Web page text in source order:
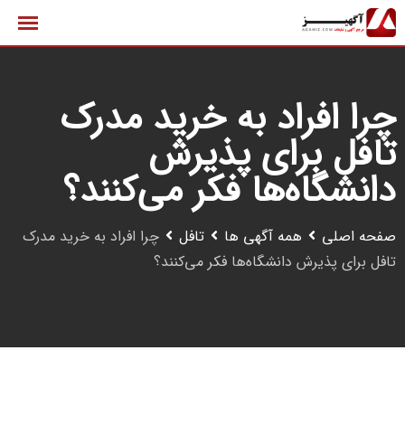
پرش
به
چرا افراد به خرید مدرک
تافل برای پذیرش
دانشگاه‌ها فکر می‌کنند؟
صفحه اصلی همه آگهی ها تافل
چرا افراد به خرید مدرک
تافل برای پذیرش دانشگاه‌ها فکر می‌کنند؟